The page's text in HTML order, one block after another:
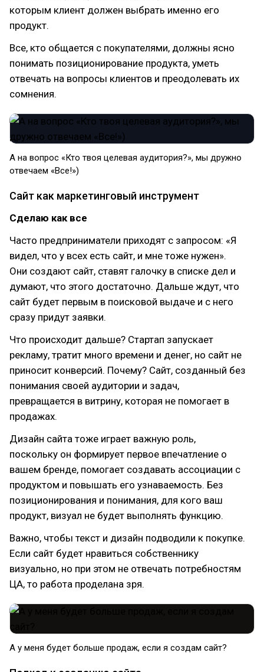
которым клиент должен выбрать именно его
продукт.
Все, кто общается с покупателями, должны ясно
понимать позиционирование продукта, уметь
отвечать на вопросы клиентов и преодолевать их
сомнения.
А на вопрос «Кто твоя целевая аудитория?», мы дружно
отвечаем «Все!»)
Сайт как маркетинговый инструмент
Сделаю как все
Часто предприниматели приходят с запросом: «Я
видел, что у всех есть сайт, и мне тоже нужен».
Они создают сайт, ставят галочку в списке дел и
думают, что этого достаточно. Дальше ждут, что
сайт будет первым в поисковой выдаче и с него
сразу придут заявки.
Что происходит дальше? Стартап запускает
рекламу, тратит много времени и денег, но сайт не
приносит конверсий. Почему? Сайт, созданный без
понимания своей аудитории и задач,
превращается в витрину, которая не помогает в
продажах.
Дизайн сайта тоже играет важную роль,
поскольку он формирует первое впечатление о
вашем бренде, помогает создавать ассоциации с
продуктом и повышать его узнаваемость. Без
позиционирования и понимания, для кого ваш
продукт, визуал не будет выполнять функцию.
Важно, чтобы текст и дизайн подводили к покупке.
Если сайт будет нравиться собственнику
визуально, но при этом не отвечать потребностям
ЦА, то работа проделана зря.
А у меня будет больше продаж, если я создам сайт?